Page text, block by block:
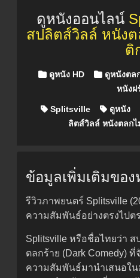
ดูหนังออนไลน์
สปลิตส์วิลล์ หนัง
ติ
Posted in
ดูหนัง HD ดูหนังตล
หนังฝ
Splitsville ดูหนัง
ลิตส์วิลล์ หนังตลก
ข้อมูลเพิ่มเติมของ
รีวิวภาพยนตร์ Splitsville
ความสัมพันธ์อย่างตรงไปต
Splitsville หรือชื่อไทยว่า
ตลกร้าย (Dark Comedy) ที่
ความสัมพันธ์มานำเสนอใ